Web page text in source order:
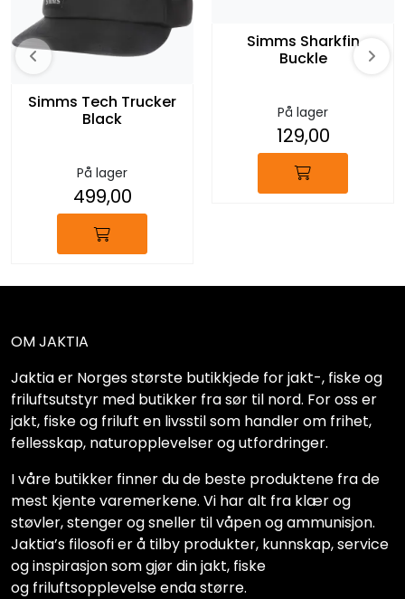
Simms Tech Trucker
Black
På lager
499,00
Simms Sharkfin
Buckle
På lager
129,00
OM JAKTIA
Jaktia er Norges største butikkjede for jakt-, fiske og
friluftsutstyr med butikker fra sør til nord. For oss er
jakt, fiske og friluft en livsstil som handler om frihet,
fellesskap, naturopplevelser og utfordringer.
I våre butikker finner du de beste produktene fra de
mest kjente varemerkene. Vi har alt fra klær og
støvler, stenger og sneller til våpen og ammunisjon.
Jaktia’s filosofi er å tilby produkter, kunnskap, service
og inspirasjon som gjør din jakt, fiske
og friluftsopplevelse enda større.